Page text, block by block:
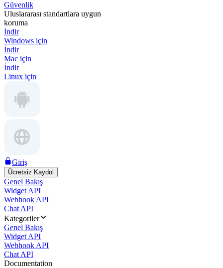
Güvenlik
Uluslararası standartlara uygun
koruma
İndir
Windows için
İndir
Mac için
İndir
Linux için
Giriş
Ücretsiz Kaydol
Genel Bakış
Widget API
Webhook API
Chat API
Kategoriler
Genel Bakış
Widget API
Webhook API
Chat API
Documentation